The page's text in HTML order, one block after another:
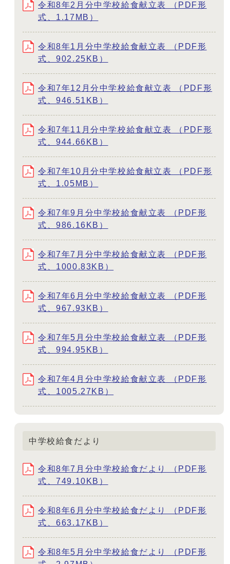
令和8年2月分中学校給食献立表 （PDF形
式、1.17MB）
令和8年1月分中学校給食献立表 （PDF形
式、902.25KB）
令和7年12月分中学校給食献立表 （PDF形
式、946.51KB）
令和7年11月分中学校給食献立表 （PDF形
式、944.66KB）
令和7年10月分中学校給食献立表 （PDF形
式、1.05MB）
令和7年9月分中学校給食献立表 （PDF形
式、986.16KB）
令和7年7月分中学校給食献立表 （PDF形
式、1000.83KB）
令和7年6月分中学校給食献立表 （PDF形
式、967.93KB）
令和7年5月分中学校給食献立表 （PDF形
式、994.95KB）
令和7年4月分中学校給食献立表 （PDF形
式、1005.27KB）
中学校給食だより
令和8年7月分中学校給食だより （PDF形
式、749.10KB）
令和8年6月分中学校給食だより （PDF形
式、663.17KB）
令和8年5月分中学校給食だより （PDF形